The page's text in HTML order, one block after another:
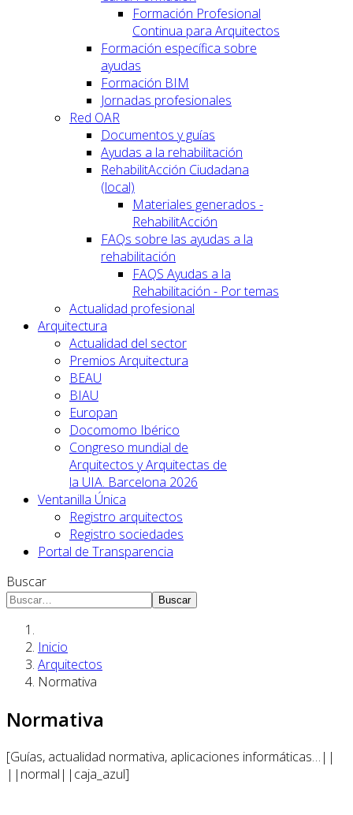
Formación Profesional
Continua para Arquitectos
Formación específica sobre
ayudas
Formación BIM
Jornadas profesionales
Red OAR
Documentos y guías
Ayudas a la rehabilitación
RehabilitAcción Ciudadana
(local)
Materiales generados -
RehabilitAcción
FAQs sobre las ayudas a la
rehabilitación
FAQS Ayudas a la
Rehabilitación - Por temas
Actualidad profesional
Arquitectura
Actualidad del sector
Premios Arquitectura
BEAU
BIAU
Europan
Docomomo Ibérico
Congreso mundial de
Arquitectos y Arquitectas de
la UIA. Barcelona 2026
Ventanilla Única
Registro arquitectos
Registro sociedades
Portal de Transparencia
Buscar
Buscar
Inicio
Arquitectos
Normativa
Normativa
[Guías, actualidad normativa, aplicaciones informáticas…||
||normal||caja_azul]